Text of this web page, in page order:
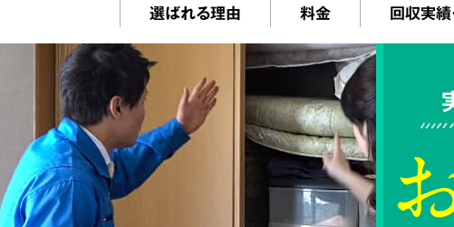
選ばれる理由 料金 回収実績